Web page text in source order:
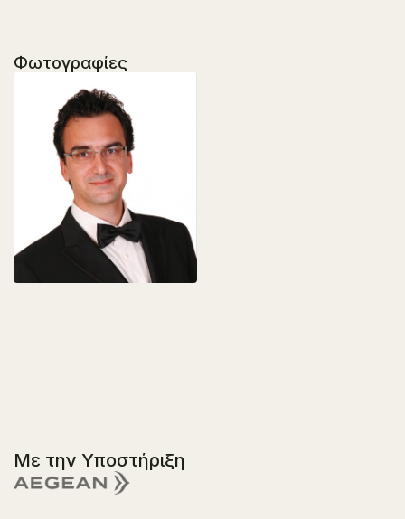
Φωτογραφίες
Με την Υποστήριξη